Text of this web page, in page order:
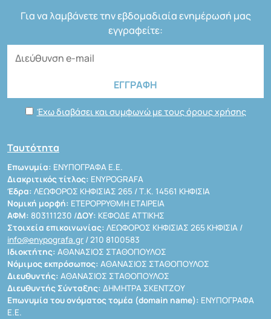
Για να λαμβάνετε την εβδομαδιαία ενημέρωσή μας
εγγραφείτε:
Έχω διαβάσει και συμφωνώ με τους όρους χρήσης
Ταυτότητα
Επωνυμία: ΕΝΥΠΟΓΡΑΦΑ Ε.Ε.
Διακριτικός τίτλος: ENYPOGRAFA
Έδρα: ΛΕΩΦΟΡΟΣ ΚΗΦΙΣΙΑΣ 265 / Τ.Κ. 14561 ΚΗΦΙΣΙΑ
Νομική μορφή: ΕΤΕΡΟΡΡΥΘΜΗ ΕΤΑΙΡΕΙΑ
ΑΦΜ: 803111230 /ΔΟΥ: ΚΕΦΟΔΕ ΑΤΤΙΚΗΣ
Στοιχεία επικοινωνίας: ΛΕΩΦΟΡΟΣ ΚΗΦΙΣΙΑΣ 265 ΚΗΦΙΣΙΑ /
info@enypografa.gr / 210 8100583
Ιδιοκτήτης: ΑΘΑΝΑΣΙΟΣ ΣΤΑΘΟΠΟΥΛΟΣ
Νόμιμος εκπρόσωπος: ΑΘΑΝΑΣΙΟΣ ΣΤΑΘΟΠΟΥΛΟΣ
Διευθυντής: ΑΘΑΝΑΣΙΟΣ ΣΤΑΘΟΠΟΥΛΟΣ
Διευθυντής Σύνταξης: ΔΗΜΗΤΡΑ ΣΚΕΝΤΖΟΥ
Επωνυμία του ονόματος τομέα (domain name): ΕΝΥΠΟΓΡΑΦΑ
Ε.Ε.